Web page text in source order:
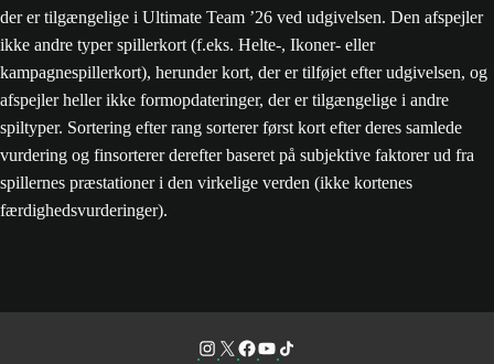
der er tilgængelige i Ultimate Team ’26 ved udgivelsen. Den afspejler
ikke andre typer spillerkort (f.eks. Helte-, Ikoner- eller
kampagnespillerkort), herunder kort, der er tilføjet efter udgivelsen, og
afspejler heller ikke formopdateringer, der er tilgængelige i andre
spiltyper. Sortering efter rang sorterer først kort efter deres samlede
vurdering og finsorterer derefter baseret på subjektive faktorer ud fra
spillernes præstationer i den virkelige verden (ikke kortenes
færdighedsvurderinger).